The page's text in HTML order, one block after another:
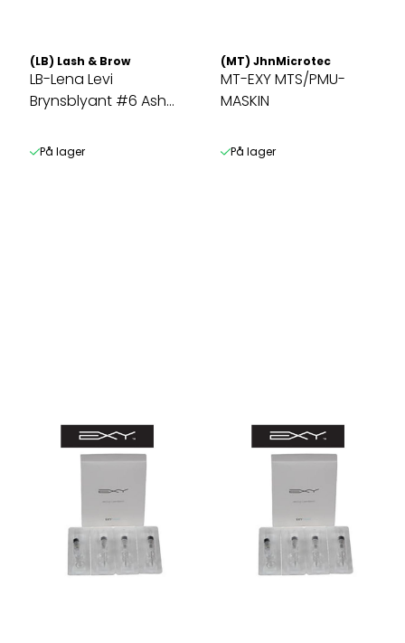
(LB) Lash & Brow
LB-Lena Levi
Brynsblyant #6 Ash
På lager
(MT) JhnMicrotec
MT-EXY MTS/PMU-
MASKIN
På lager